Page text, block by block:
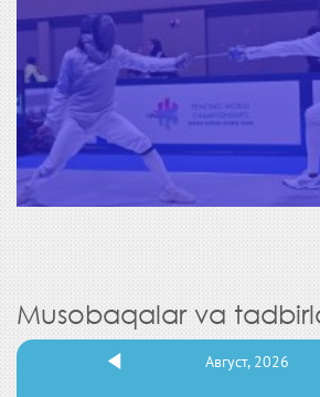
Musobaqalar va
Август, 2026